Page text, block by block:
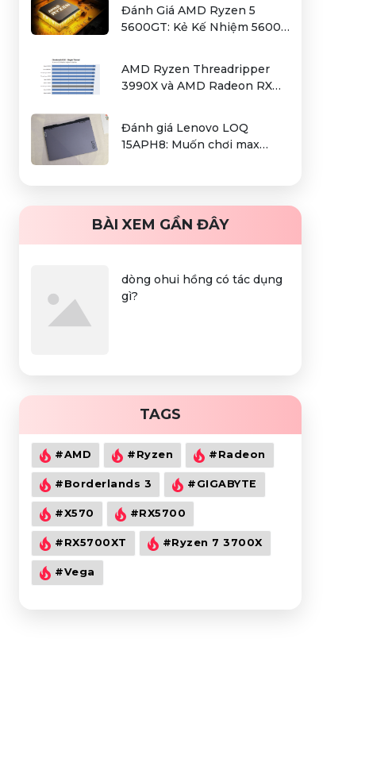
Đánh Giá AMD Ryzen 5
5600GT: Kẻ Kế Nhiệm 5600G
AMD Ryzen Threadripper
3990X và AMD Radeon RX
cơm cho người dùng làm đồ
hoạ chuyên nghiệp
Đánh giá Lenovo LOQ
15APH8: Muốn chơi max
BÀI XEM GẦN ĐÂY
dòng ohui hồng có tác dụng
gì?
TAGS
#AMD #Ryzen #Radeon
#Borderlands 3 #GIGABYTE
#X570 #RX5700
#RX5700XT #Ryzen 7 3700X
#Vega